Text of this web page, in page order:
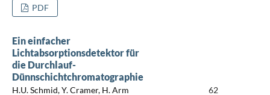
PDF
Ein einfacher
Lichtabsorptionsdetektor für
die Durchlauf-
Dünnschichtchromatographie
H.U. Schmid, Y. Cramer, H. Arm
62